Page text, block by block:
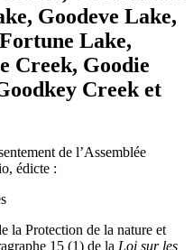
Goodeve Lake,
Lake,
Creek, Goodie
Creek et
de l’Assemblée
édicte :
la Protection de la nature et
15 (1) de la Loi sur les